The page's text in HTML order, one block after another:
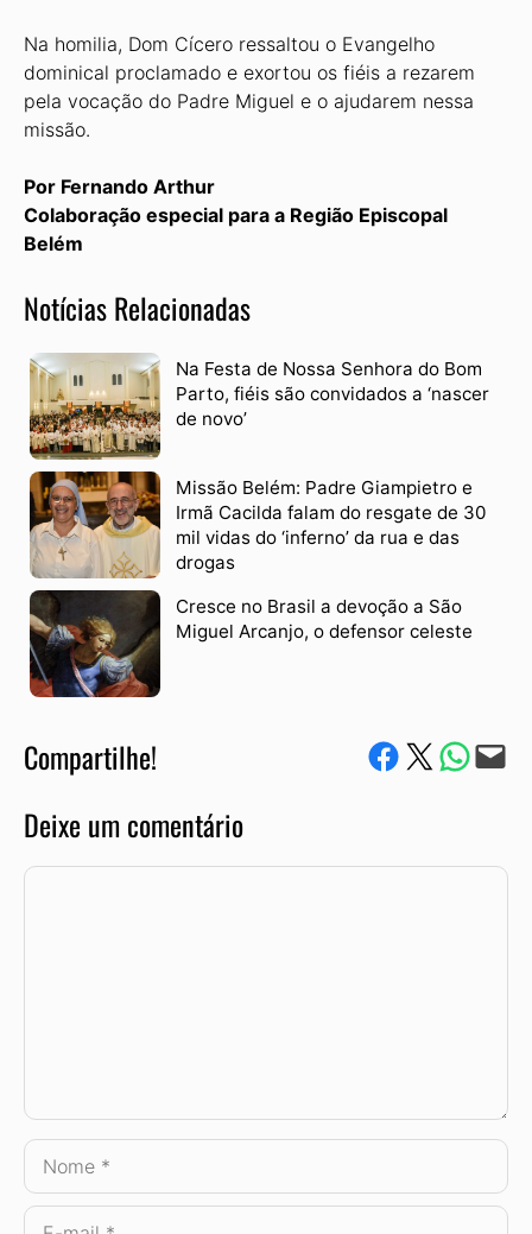
Na homilia, Dom Cícero ressaltou o Evangelho
dominical proclamado e exortou os fiéis a rezarem
pela vocação do Padre Miguel e o ajudarem nessa
missão.
Por Fernando Arthur
Colaboração especial para a Região Episcopal
Belém
Notícias Relacionadas
Na Festa de Nossa Senhora do Bom
Parto, fiéis são convidados a ‘nascer
de novo’
Missão Belém: Padre Giampietro e
Irmã Cacilda falam do resgate de 30
mil vidas do ‘inferno’ da rua e das
drogas
Cresce no Brasil a devoção a São
Miguel Arcanjo, o defensor celeste
Compartilhe! Compartilhe no Facebook
Compartilhe no Twitter
Compartile via
Envie via e-mail
Deixe um comentário
Comentário
Nome
E-